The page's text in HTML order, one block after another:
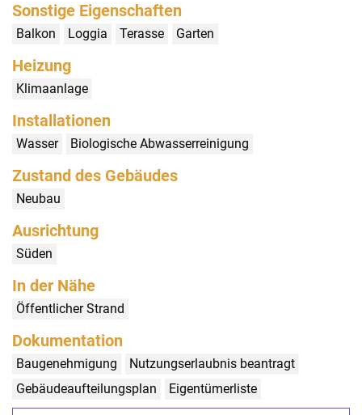
Sonstige Eigenschaften
Balkon Loggia Terasse Garten
Heizung
Klimaanlage
Installationen
Wasser Biologische Abwasserreinigung
Zustand des Gebäudes
Neubau
Ausrichtung
Süden
In der Nähe
Öffentlicher Strand
Dokumentation
Baugenehmigung
Nutzungserlaubnis beantragt
Gebäudeaufteilungsplan
Eigentümerliste